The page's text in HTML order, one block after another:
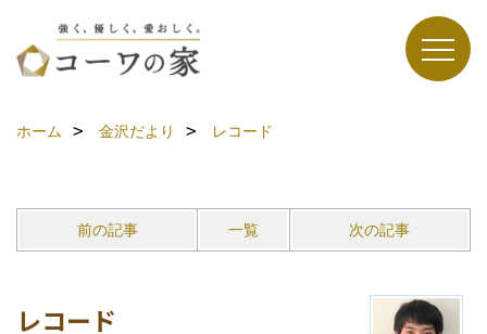
ホーム 金沢だより レコード
前の記事 一覧 次の記事
レコード